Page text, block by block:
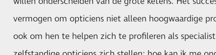
vermogen om opticiens niet alleen hoogwaardige
ook om hen te helpen zich te profileren als